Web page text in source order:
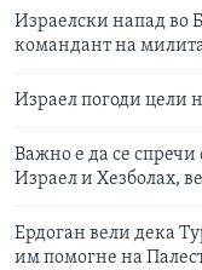
Израелски напад во
командант на
Израел погоди цели
Важно е да се спречи
Израел и Хезболах,
Ердоган вели дека
им помогне на